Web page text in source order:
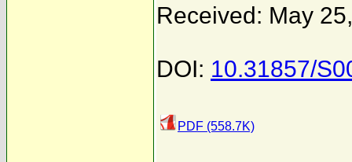
Received: May
DOI: 10.31857/
PDF (558.7K)